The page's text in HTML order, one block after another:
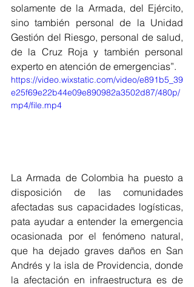
solamente de la Armada, del Ejército,
sino también personal de la Unidad
Gestión del Riesgo, personal de salud,
de la Cruz Roja y también personal
experto en atención de emergencias”.
https://video.wixstatic.com/video/e891b5_39
e25f69e22b44e09e890982a3502d87/480p/
mp4/file.mp4
La Armada de Colombia ha puesto a
disposición de las comunidades
afectadas sus capacidades logísticas,
pata ayudar a entender la emergencia
ocasionada por el fenómeno natural,
que ha dejado graves daños en San
Andrés y la isla de Providencia, donde
la afectación en infraestructura es de